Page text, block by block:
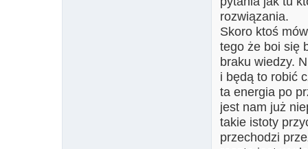
rozwiązania.
Skoro ktoś
tego że boi się
braku wiedzy.
i będą to robić
ta energia po
jest nam już
takie istoty
przechodzi